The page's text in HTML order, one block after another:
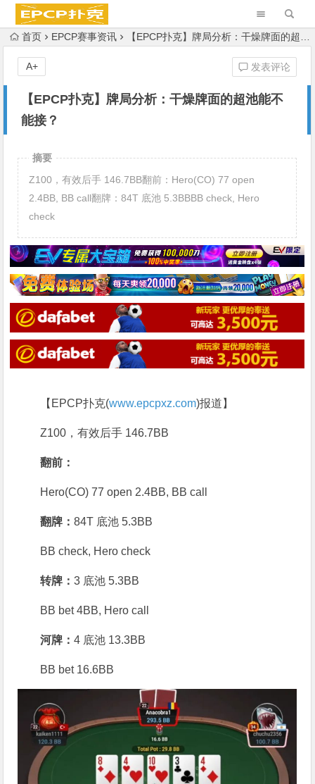
首页 EPCP赛事资讯 【EPCP扑克】牌局分析：干燥牌面的超池能不能接？
【EPCP扑克】牌局分析：干燥牌面的超池能不
能接？
发表评论
A+
摘要
Z100，有效后手 146.7BB翻前：Hero(CO) 77 open
2.4BB, BB call翻牌：84T 底池 5.3BBBB check, Hero
check
【EPCP扑克(www.epcpxz.com)报道】
Z100，有效后手 146.7BB
翻前：
Hero(CO) 77 open 2.4BB, BB call
翻牌：84T 底池 5.3BB
BB check, Hero check
转牌：3 底池 5.3BB
BB bet 4BB, Hero call
河牌：4 底池 13.3BB
BB bet 16.6BB